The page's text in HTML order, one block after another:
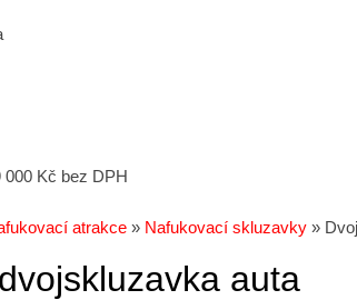
000 Kč bez DPH
atrakce » Nafukovací skluzavky »
auta